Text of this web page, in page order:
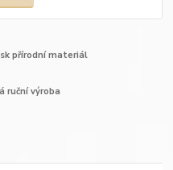
přírodní materiál
ruční výroba